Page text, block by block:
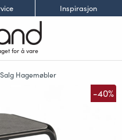
Inspirasjon
for å vare
Salg Hagemøbler
-40%